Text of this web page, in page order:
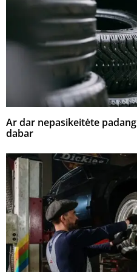
Ar dar nepasikeitėte
dabar